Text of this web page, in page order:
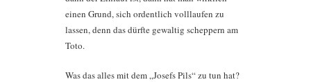
einen Grund, sich ordentlich volllaufen zu
lassen, denn das dürfte gewaltig scheppern am
Toto.
Was das alles mit dem „Josefs Pils“ zu tun hat?